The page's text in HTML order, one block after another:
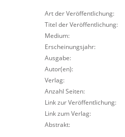
Art der Veröffentlichung:
Titel der Veröffentlichung:
Medium:
Erscheinungsjahr:
Ausgabe:
Autor(en):
Verlag:
Anzahl Seiten:
Link zur Veröffentlichung:
Link zum Verlag:
Abstrakt: